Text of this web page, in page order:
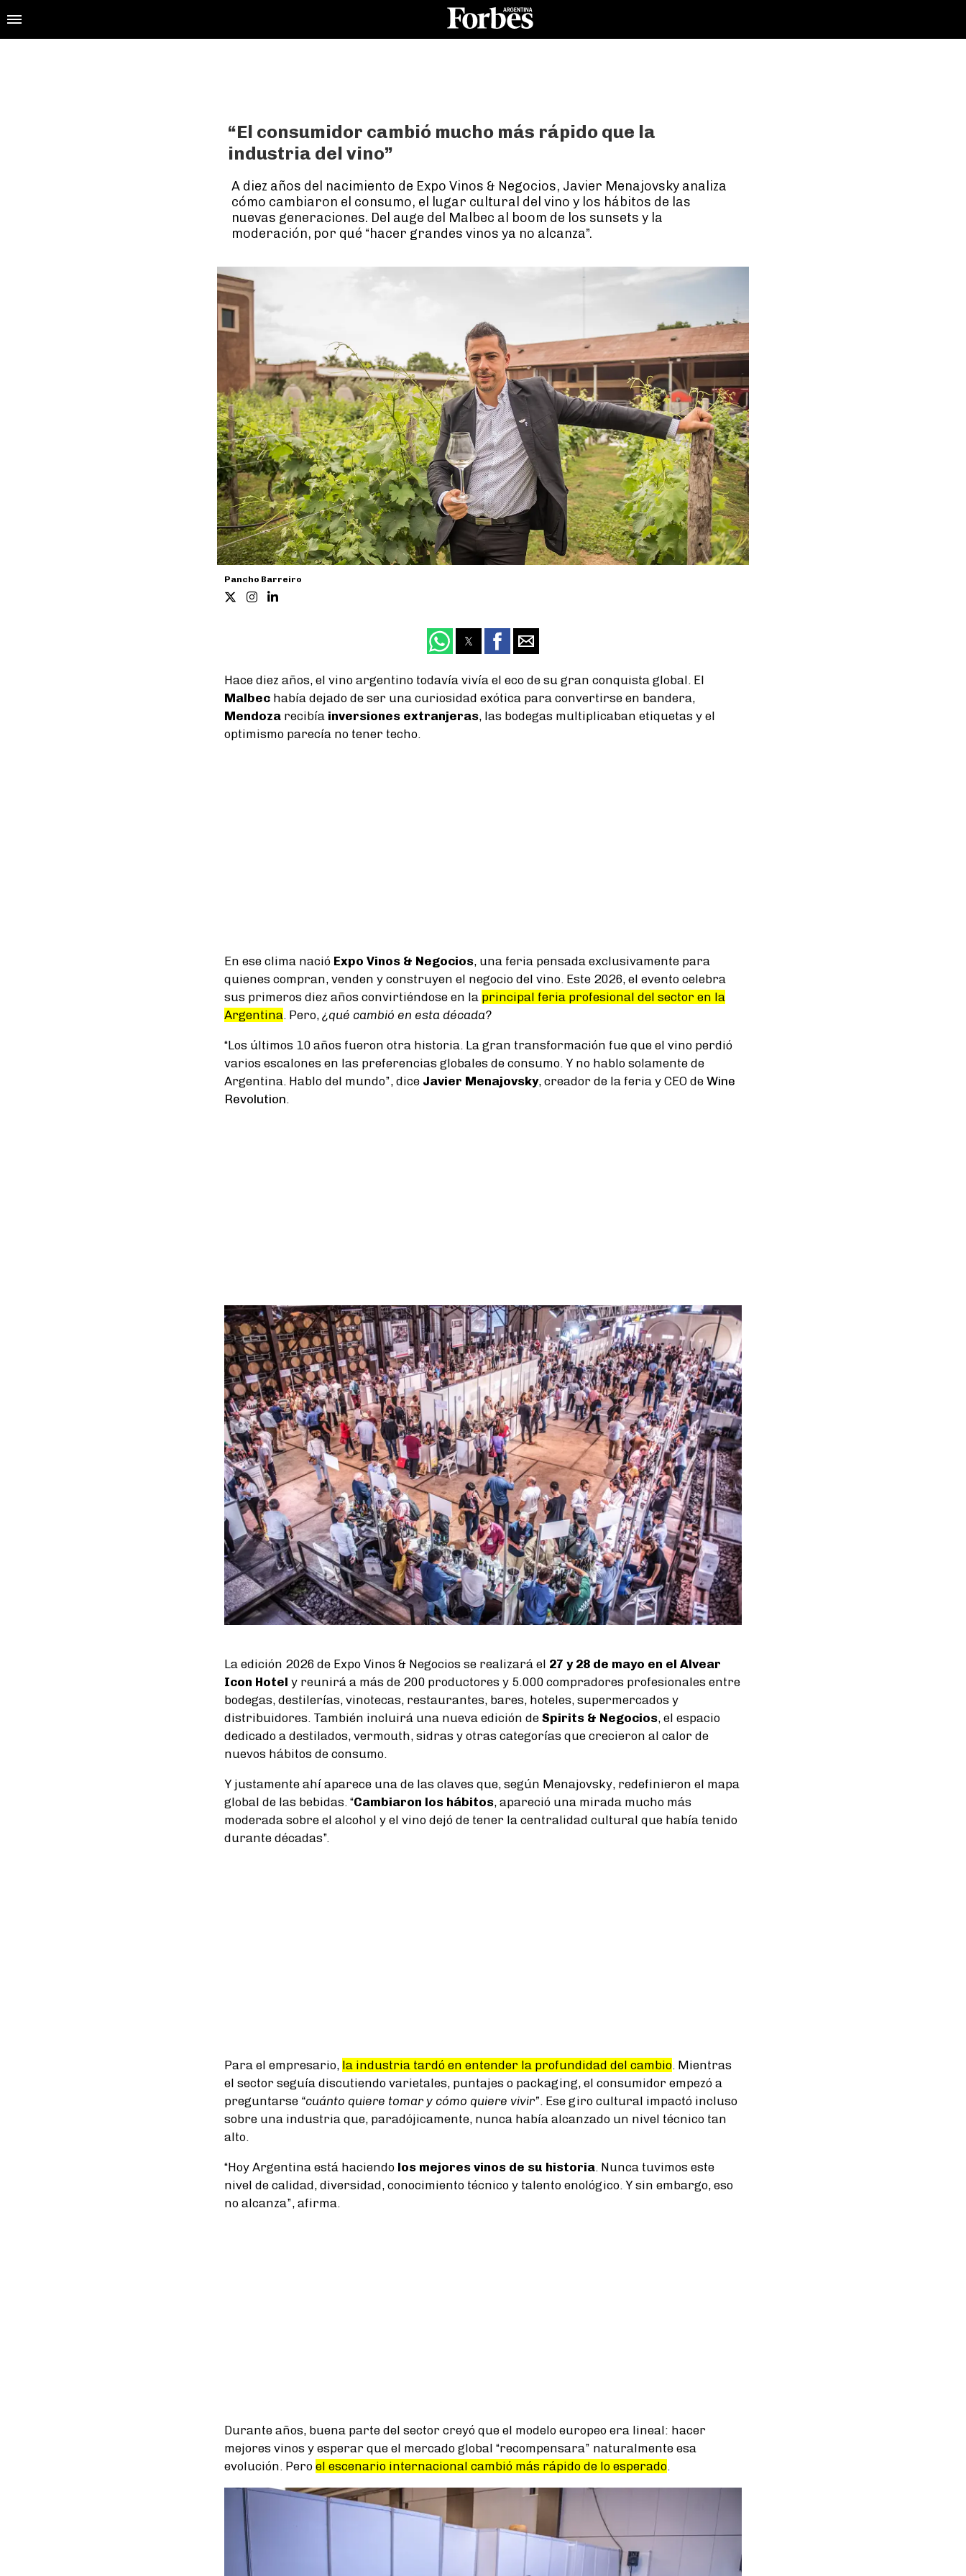
“El consumidor cambió mucho más rápido que la
industria del vino”
A diez años del nacimiento de Expo Vinos & Negocios, Javier Menajovsky analiza
cómo cambiaron el consumo, el lugar cultural del vino y los hábitos de las
nuevas generaciones. Del auge del Malbec al boom de los sunsets y la
moderación, por qué “hacer grandes vinos ya no alcanza”.
Pancho Barreiro
Hace diez años, el vino argentino todavía vivía el eco de su gran conquista global. El
Malbec había dejado de ser una curiosidad exótica para convertirse en bandera,
Mendoza recibía inversiones extranjeras, las bodegas multiplicaban etiquetas y el
optimismo parecía no tener techo.
En ese clima nació Expo Vinos & Negocios, una feria pensada exclusivamente para
quienes compran, venden y construyen el negocio del vino. Este 2026, el evento celebra
sus primeros diez años convirtiéndose en la principal feria profesional del sector en la
Argentina . Pero, ¿qué cambió en esta década?
“Los últimos 10 años fueron otra historia. La gran transformación fue que el vino perdió
varios escalones en las preferencias globales de consumo. Y no hablo solamente de
Argentina. Hablo del mundo”, dice Javier Menajovsky, creador de la feria y CEO de Wine
Revolution
La edición 2026 de Expo Vinos & Negocios se realizará el 27 y 28 de mayo en el Alvear
Icon Hotel y reunirá a más de 200 productores y 5.000 compradores profesionales entre
bodegas, destilerías, vinotecas, restaurantes, bares, hoteles, supermercados y
distribuidores. También incluirá una nueva edición de Spirits & Negocios, el espacio
dedicado a destilados, vermouth, sidras y otras categorías que crecieron al calor de
nuevos hábitos de consumo.
Y justamente ahí aparece una de las claves que, según Menajovsky, redefinieron el mapa
global de las bebidas. “Cambiaron los hábitos, apareció una mirada mucho más
moderada sobre el alcohol y el vino dejó de tener la centralidad cultural que había tenido
durante décadas”.
Para el empresario, la industria tardó en entender la profundidad del cambio. Mientras
el sector seguía discutiendo varietales, puntajes o packaging, el consumidor empezó a
preguntarse “cuánto quiere tomar y cómo quiere vivir”. Ese giro cultural impactó incluso
sobre una industria que, paradójicamente, nunca había alcanzado un nivel técnico tan
alto.
“Hoy Argentina está haciendo los mejores vinos de su historia. Nunca tuvimos este
nivel de calidad, diversidad, conocimiento técnico y talento enológico. Y sin embargo, eso
no alcanza”, afirma.
Durante años, buena parte del sector creyó que el modelo europeo era lineal: hacer
mejores vinos y esperar que el mercado global “recompensara” naturalmente esa
evolución. Pero el escenario internacional cambió más rápido de lo esperado.